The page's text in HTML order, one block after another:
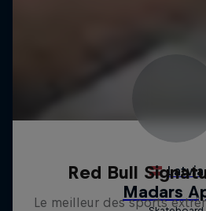
Red Bull
Le meilleur des sports